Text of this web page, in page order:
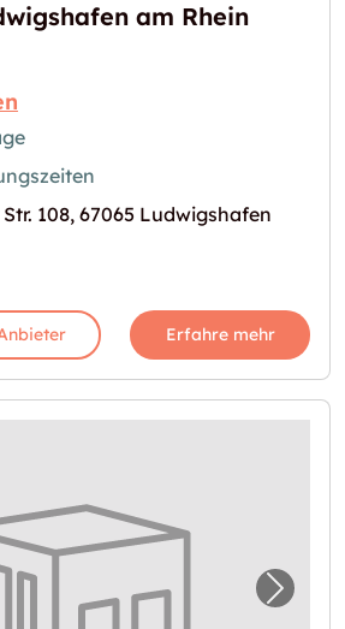
am Rhein
108, 67065 Ludwigshafen
Erfahre mehr
für "Lager in Mannheim zu